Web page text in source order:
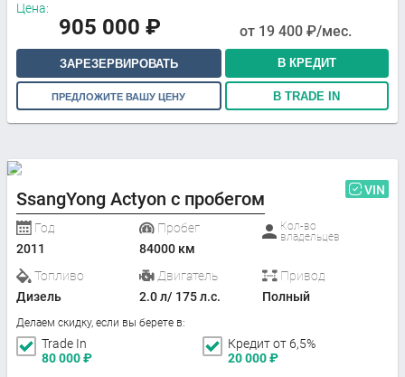
Цена:
905 000 ₽ от 19 400 ₽/мес.
ЗАРЕЗЕРВИРОВАТЬ В КРЕДИТ
ПРЕДЛОЖИТЕ ВАШУ ЦЕНУ В TRADE IN
SsangYong Actyon с пробегом VIN
Год
2011
Пробег
84000 км
Кол-во
владельцев
Топливо
Дизель
Двигатель
2.0 л/ 175 л.с.
Привод
Полный
Делаем скидку, если вы берете в:
Trade In
80 000₽
Кредит от 6,5%
20 000₽